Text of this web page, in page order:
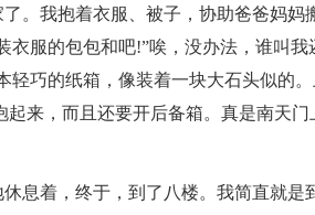
。我抱着衣服、被子，协助爸爸妈妈
衣服的包包和吧!”唉，没办法，谁叫我
轻巧的纸箱，像装着一块大石头似的。
来，而且还要开后备箱。真是南天门
着，终于，到了八楼。我简直就是